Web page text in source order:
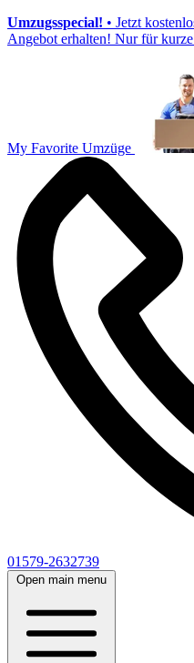
Umzugsspecial! • Jetzt
Angebot erhalten! Nur für
My Favorite Umzüge
01579-2632739
Open main menu